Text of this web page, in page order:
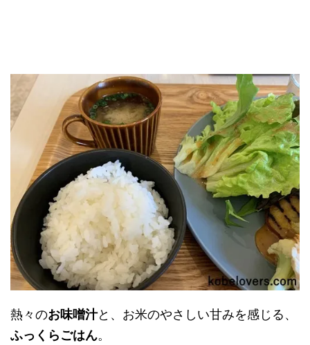
熱々のお味噌汁と、お米のやさしい甘みを感じる、
ふっくらごはん。